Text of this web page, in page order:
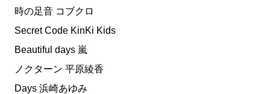
時の足音 コブクロ
Secret Code KinKi Kids
Beautiful days 嵐
ノクターン 平原綾香
Days 浜崎あゆみ